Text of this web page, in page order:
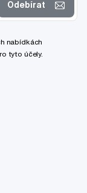
Odebírat
nabídkách
tyto účely.